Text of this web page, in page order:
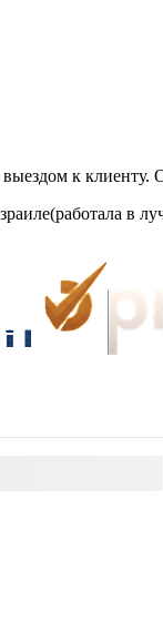
к клиенту.
в